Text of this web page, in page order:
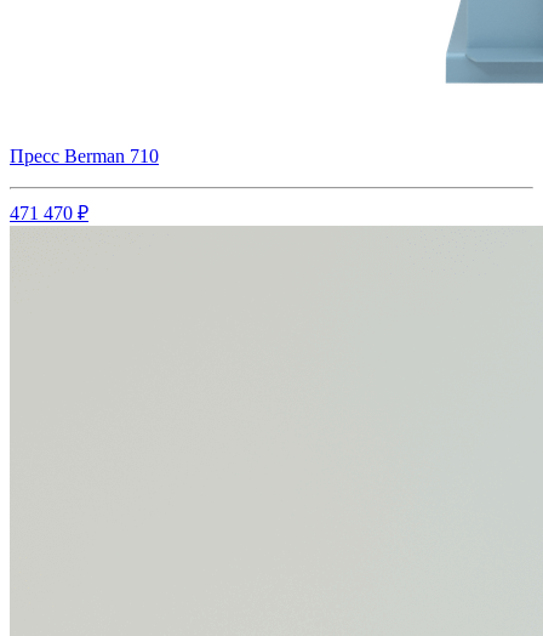
Пресс Berman 710
471 470 ₽